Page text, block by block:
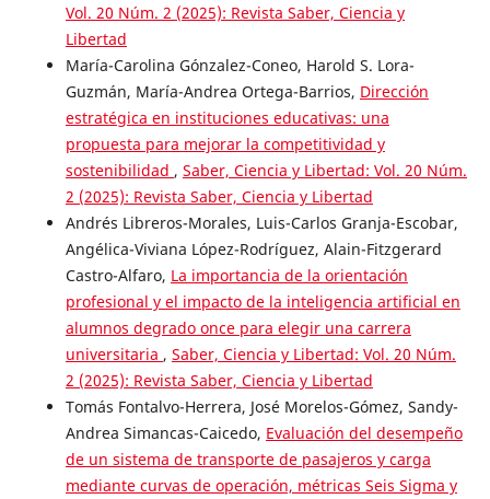
Vol. 20 Núm. 2 (2025): Revista Saber, Ciencia y
Libertad
María-Carolina Gónzalez-Coneo, Harold S. Lora-
Guzmán, María-Andrea Ortega-Barrios, Dirección
estratégica en instituciones educativas: una
propuesta para mejorar la competitividad y
sostenibilidad , Saber, Ciencia y Libertad: Vol. 20 Núm.
2 (2025): Revista Saber, Ciencia y Libertad
Andrés Libreros-Morales, Luis-Carlos Granja-Escobar,
Angélica-Viviana López-Rodríguez, Alain-Fitzgerard
Castro-Alfaro, La importancia de la orientación
profesional y el impacto de la inteligencia artificial en
alumnos degrado once para elegir una carrera
universitaria , Saber, Ciencia y Libertad: Vol. 20 Núm.
2 (2025): Revista Saber, Ciencia y Libertad
Tomás Fontalvo-Herrera, José Morelos-Gómez, Sandy-
Andrea Simancas-Caicedo, Evaluación del desempeño
de un sistema de transporte de pasajeros y carga
mediante curvas de operación, métricas Seis Sigma y